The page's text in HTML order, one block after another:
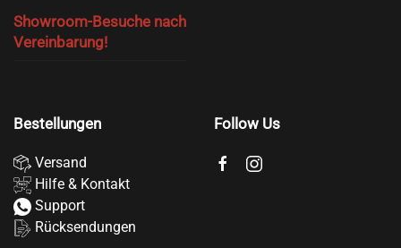
Showroom-Besuche nach
Vereinbarung!
Bestellungen
Versand
Hilfe & Kontakt
Support
Rücksendungen
Follow Us